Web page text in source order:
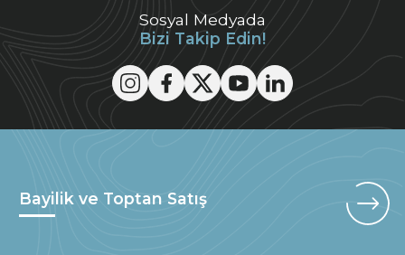
Sosyal Medyada
Bizi Takip Edin!
Bayilik ve Toptan Satış